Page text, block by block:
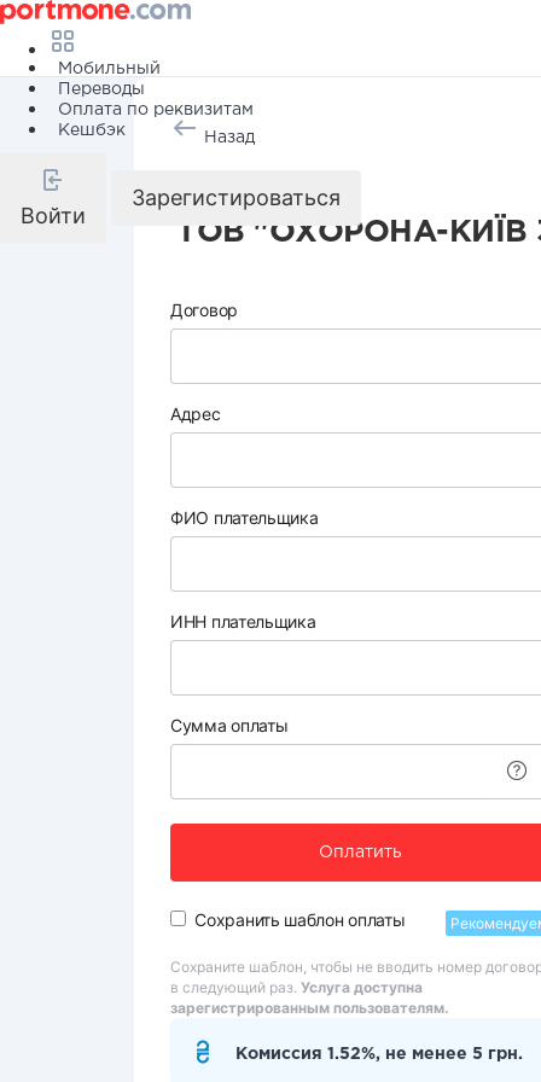
Мобильный
Переводы
Оплата по реквизитам
Кешбэк
Войти
Зарегистироваться
Назад
ТОВ "ОХОРОНА-КИЇВ
Договор
Адрес
ФИО плательщика
ИНН плательщика
Сумма оплаты
Оплатить
Сохранить шаблон оплаты
Сохраните шаблон, чтобы не вводить номер
в следующий раз. Услуга доступна
зарегистрированным пользователям.
Комиссия 1.52%, не менее 5 грн.